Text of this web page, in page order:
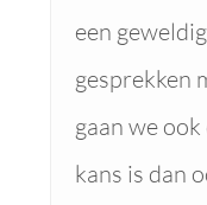
een
gesprekken
gaan we
kans is dan